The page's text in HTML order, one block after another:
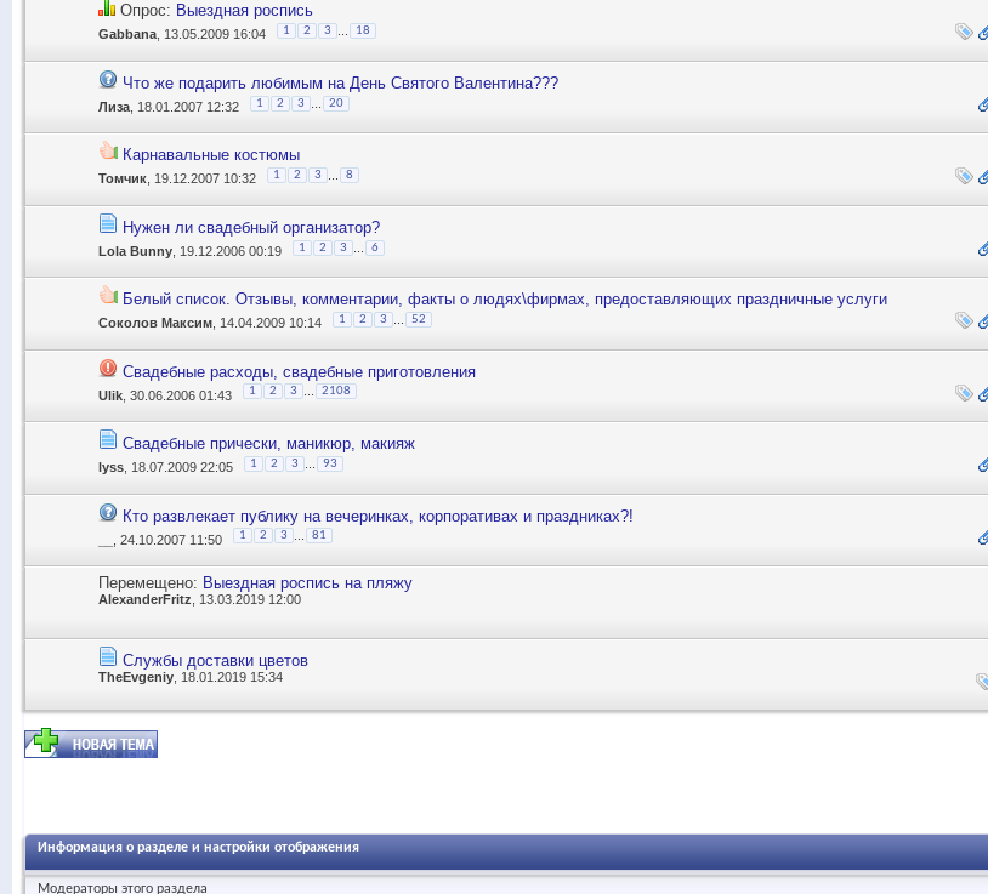
Опрос: Выездная роспись
Gabbana , 13.05.2009 16:04 1 2 3 18
Что же подарить любимым на День Святого Валентина???
Лиза , 18.01.2007 12:32 1 2 3 20
Карнавальные костюмы
Томчик , 19.12.2007 10:32 1 2 3 8
Нужен ли свадебный организатор?
Lola Bunny , 19.12.2006 00:19 1 2 3 6
Белый список. Отзывы, комментарии, факты о людях\фирмах, предоставляющих праздничные услуги
Соколов Максим , 14.04.2009 10:14 1 2 3 52
Свадебные расходы, свадебные приготовления
Ulik , 30.06.2006 01:43 1 2 3 ... 2108
Свадебные прически, маникюр, макияж
lyss , 18.07.2009 22:05 1 2 3 93
Кто развлекает публику на вечеринках, корпоративах и праздниках?!
, 24.10.2007 11:50 1 2 3 81
Перемещено: Выездная роспись на пляжу
AlexanderFritz , 13.03.2019 12:00
Службы доставки цветов
TheEvgeniy , 18.01.2019 15:34
Информация о разделе и настройки отображения
Модераторы этого раздела